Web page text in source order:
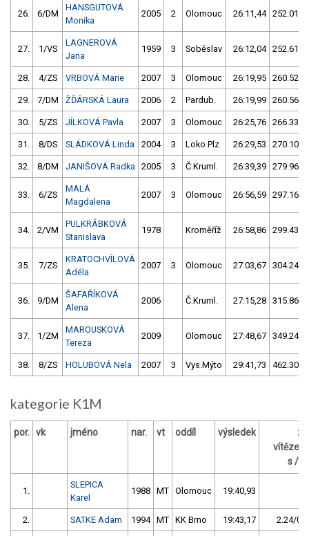
26. 6/DM
HANSGUTOVÁ
Monika
2005 2 Olomouc 26:11,44 252.01/
27. 1/VS
LAGNEROVÁ
Jana
1959 3 Soběslav 26:12,04 252.61/
28. 4/ZS VRBOVÁ Marie 2007 3 Olomouc 26:19,95 260.52/
29. 7/DM ŽĎÁRSKÁ Laura 2006 2 Pardub. 26:19,99 260.56/
30. 5/ZS JÍLKOVÁ Pavla 2007 3 Olomouc 26:25,76 266.33/
31. 8/DS SLÁDKOVÁ Linda 2004 3 Loko Plz 26:29,53 270.10/
32. 8/DM JANIŠOVÁ Radka 2005 3 Č.Kruml. 26:39,39 279.96/
33. 6/ZS
MALÁ
Magdalena
2007 3 Olomouc 26:56,59 297.16/
34. 2/VM
PULKRÁBKOVÁ
Stanislava
1978 Kroměříž 26:58,86 299.43/
35. 7/ZS
KRATOCHVÍLOVÁ
Adéla
2007 3 Olomouc 27:03,67 304.24/
36. 9/DM
ŠAFAŘÍKOVÁ
Alena
2006 Č.Kruml. 27:15,28 315.86/
37. 1/ZM
MAROUSKOVÁ
Tereza
2009 Olomouc 27:48,67 349.24/
38. 8/ZS HOLUBOVÁ Nela 2007 3 Vys.Mýto 29:41,73 462.30/
kategorie K1M
por. vk jméno nar. vt oddíl výsledek
za
vítězem
s / %
1.
SLEPICA
Karel
1988 MT Olomouc 19:40,93
2. SATKE Adam 1994 MT KK Brno 19:43,17 2.24/0,2